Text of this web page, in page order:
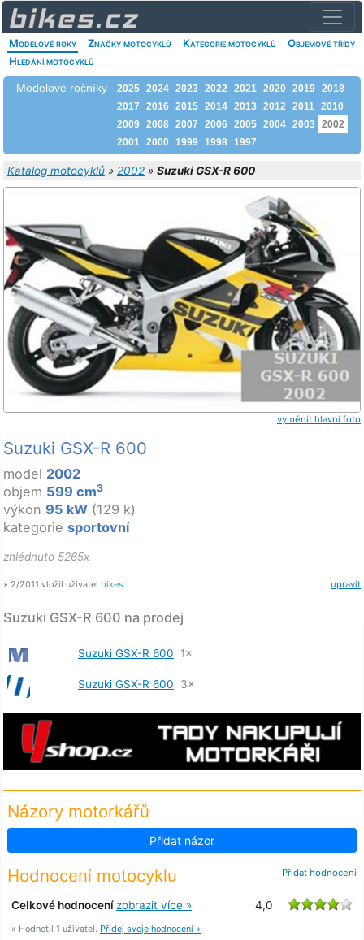
Modelové roky Značky motocyklů Kategorie motocyklů
Objemové třídy
Hledání motocyklů
Modelové ročníky 2025 2024 2023 2022 2021 2020 2019 2018
2017
2016 2015 2014 2013 2012 2011 2010
2009 2008 2007 2006 2005 2004 2003 2002
2001 2000 1999 1998 1997
Katalog motocyklů » 2002 » Suzuki GSX-R 600
vyměnit hlavní foto
Suzuki GSX-R 600
model 2002
objem 599 cm3
výkon 95 kW (129 k)
kategorie sportovní
zhlédnuto 5265x
upravit
» 2/2011 vložil uživatel bikes
Suzuki GSX-R 600 na prodej
Suzuki GSX-R 600 1×
Suzuki GSX-R 600 3×
Názory motorkářů
Přidat názor
Přidat hodnocení
Hodnocení motocyklu
Celkové hodnocení zobrazit více » 4,0
» Hodnotil 1 uživatel. Přidej svoje hodnocení »